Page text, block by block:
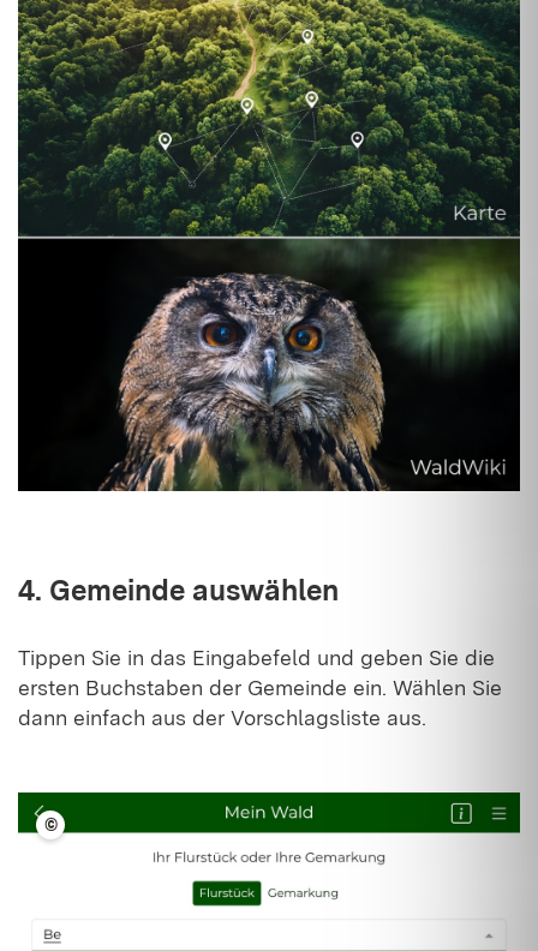
4. Gemeinde auswählen
Tippen Sie in das Eingabefeld und geben Sie die
ersten Buchstaben der Gemeinde ein. Wählen Sie
dann einfach aus der Vorschlagsliste aus.
©